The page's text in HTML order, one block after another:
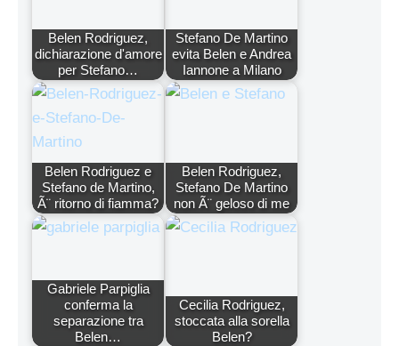
Belen Rodriguez,
dichiarazione d'amore
per Stefano…
Stefano De Martino
evita Belen e Andrea
Iannone a Milano
Belen Rodriguez e
Stefano de Martino,
Ã¨ ritorno di fiamma?
Belen Rodriguez,
Stefano De Martino
non Ã¨ geloso di me
Gabriele Parpiglia
conferma la
separazione tra
Belen…
Cecilia Rodriguez,
stoccata alla sorella
Belen?